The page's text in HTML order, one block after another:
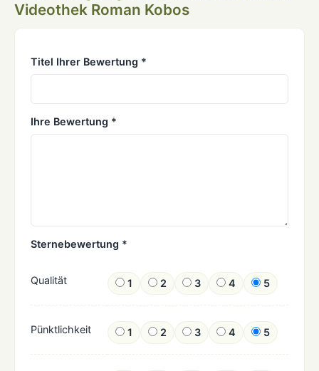
Videothek Roman Kobos
Titel Ihrer Bewertung *
Ihre Bewertung *
Sternebewertung *
Qualität 1 2 3 4 5
Pünktlichkeit 1 2 3 4 5